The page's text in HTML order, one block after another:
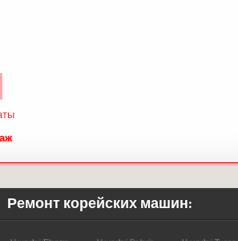
Ремонт корейских машин: